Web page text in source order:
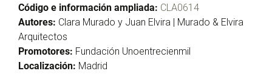
Código e información ampliada: CLA0614
Autores: Clara Murado y Juan Elvira | Murado & Elvira
Arquitectos
Promotores: Fundación Unoentrecienmil
Localización: Madrid